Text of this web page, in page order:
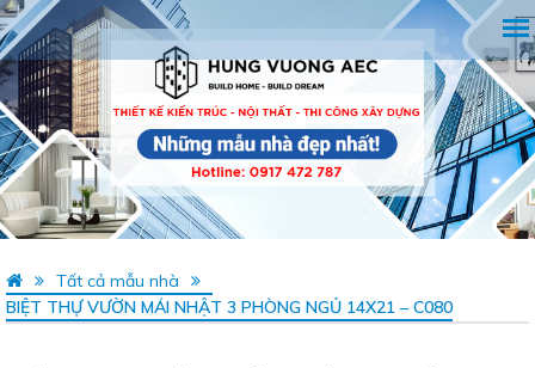
Tất cả mẫu nhà
BIỆT THỰ VƯỜN MÁI NHẬT 3 PHÒNG NGỦ 14X21 – C080